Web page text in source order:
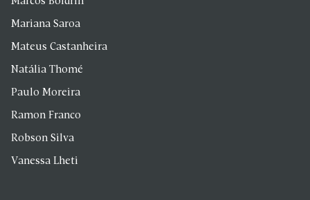
Mariana Saroa
Mateus Castanheira
Natália Thomé
Paulo Moreira
Ramon Franco
Robson Silva
Vanessa Lheti